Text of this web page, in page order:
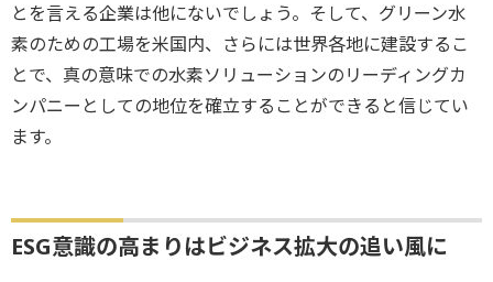
とを言える企業は他にないでしょう。そして、グリーン水
素のための工場を米国内、さらには世界各地に建設するこ
とで、真の意味での水素ソリューションのリーディングカ
ンパニーとしての地位を確立することができると信じてい
ます。
ESG意識の高まりはビジネス拡大の追い風に